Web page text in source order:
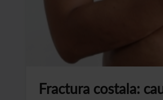
Fractura costala: